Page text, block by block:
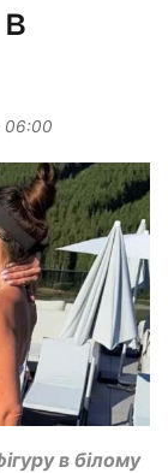
06:00
в білому